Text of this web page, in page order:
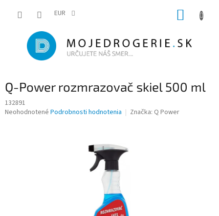
EUR
Q-Power rozmrazovač skiel 500 ml
132891
Priemerné
Neohodnotené Podrobnosti hodnotenia Značka: Q Power